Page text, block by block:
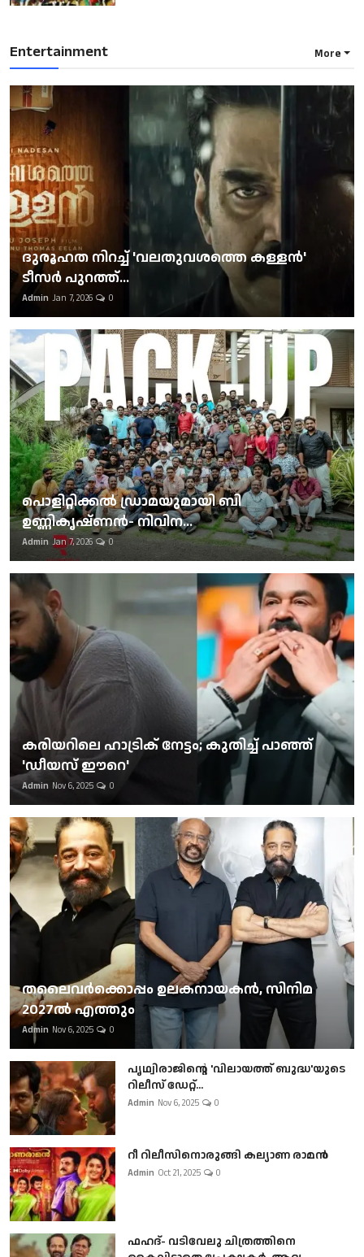
Entertainment More
ദുരൂഹത നിറച്ച് 'വലതുവശത്തെ കള്ളന്‍'
ടീസര്‍ പുറത്ത്...
Admin Jan 7, 2026 0
പൊളിറ്റിക്കല്‍ ഡ്രാമയുമായി ബി
ഉണ്ണികൃഷ്ണന്‍- നിവിന...
Admin Jan 7, 2026 0
കരിയറിലെ ഹാട്രിക് നേട്ടം; കുതിച്ച് പാഞ്ഞ്
'ഡീയസ് ഈറെ'
Admin Nov 6, 2025 0
തലൈവര്‍ക്കൊപ്പം ഉലകനായകന്‍, സിനിമ
2027ല്‍ എത്തും
Admin Nov 6, 2025 0
പൃഥ്വിരാജിന്റെ 'വിലായത്ത് ബുദ്ധ'യുടെ
റിലീസ് ഡേറ്റ്...
Admin Nov 6, 2025 0
റീ റിലീസിനൊരുങ്ങി കല്യാണ രാമൻ
Admin Oct 21, 2025 0
ഫഹദ്- വടിവേലു ചിത്രത്തിനെ